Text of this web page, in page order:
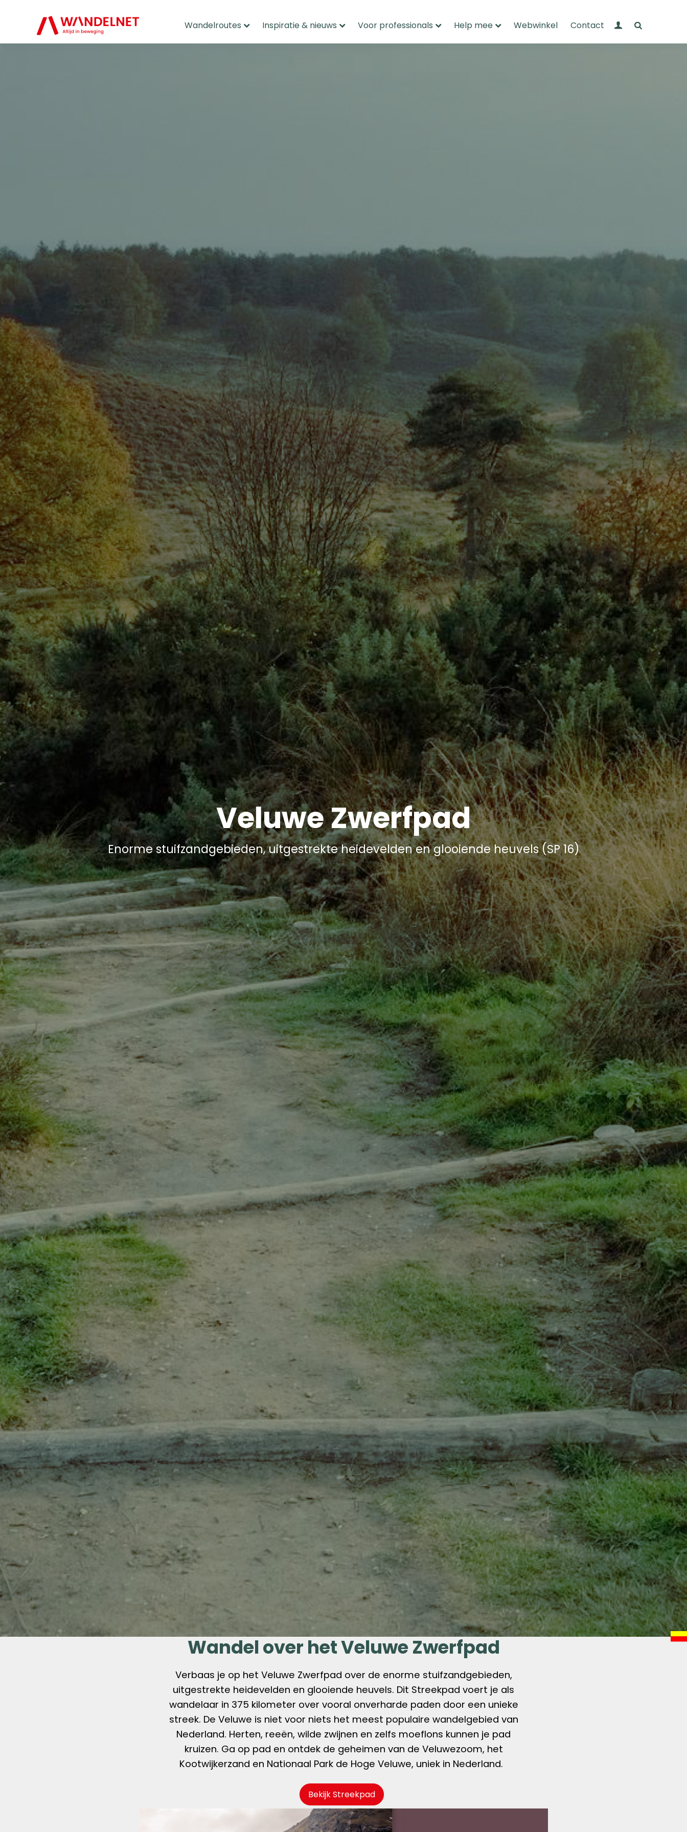
Wandelroutes Inspiratie & nieuws Voor professionals Help mee Webwinkel Contact Mijn Wandelnet
Veluwe Zwerfpad
Enorme stuifzandgebieden, uitgestrekte heidevelden en glooiende heuvels (SP 16)
Wandel over het Veluwe Zwerfpad
Verbaas je op het Veluwe Zwerfpad over de enorme stuifzandgebieden,
uitgestrekte heidevelden en glooiende heuvels. Dit Streekpad voert je als
wandelaar in 375 kilometer over vooral onverharde paden door een unieke
streek. De Veluwe is niet voor niets het meest populaire wandelgebied van
Nederland. Herten, reeën, wilde zwijnen en zelfs moeflons kunnen je pad
kruizen. Ga op pad en ontdek de geheimen van de Veluwezoom, het
Kootwijkerzand en Nationaal Park de Hoge Veluwe, uniek in Nederland.
Bekijk Streekpad